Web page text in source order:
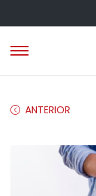
ANTERIOR